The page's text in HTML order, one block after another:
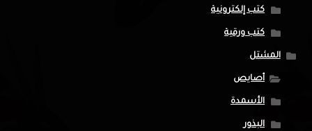
كتب إلكترونية
كتب ورقية
المشتل
أصايص
الأسمدة
البذور